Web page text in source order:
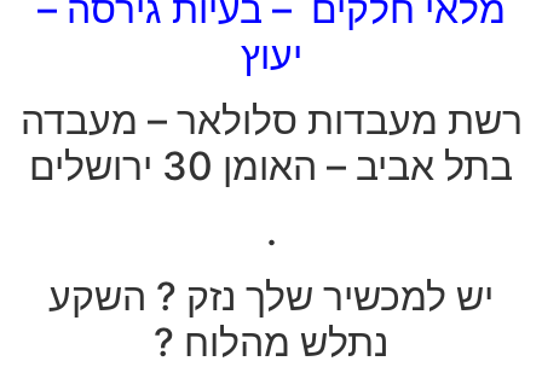
יעוץ
רשת מעבדות סלולאר – מעבדה
בתל אביב – האומן 30 ירושלים
.
יש למכשיר שלך נזק ? השקע
נתלש מהלוח ?